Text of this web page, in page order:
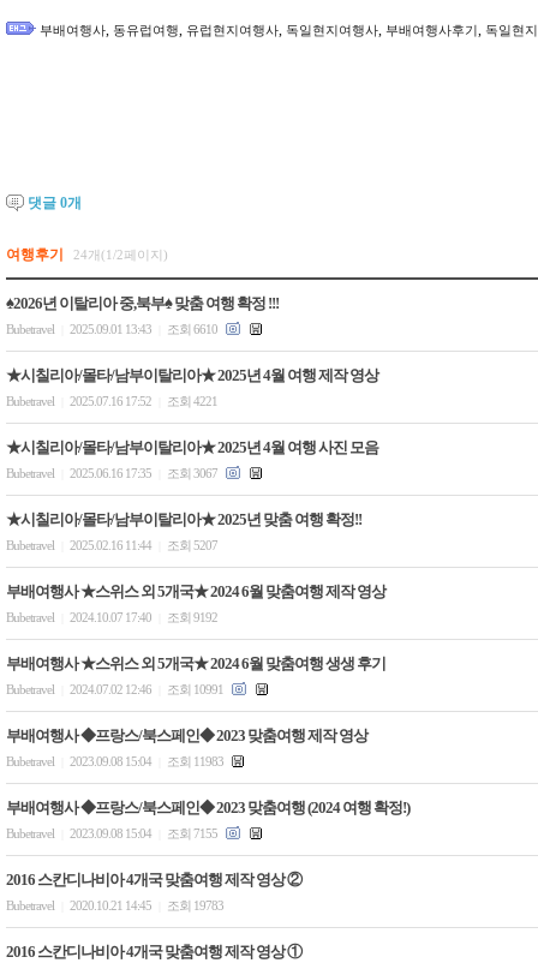
부배여행사 동유럽여행 유럽현지여행사 독일현지여행사 부배여행사후기 독일현
댓글 0개
여행후기 24개(1/2페이지)
♠2026년 이탈리아 중,북부♠ 맞춤 여행 확정 !!!
Bubetravel 2025.09.01 13:43 조회 6610
★시칠리아/몰타/남부이탈리아★ 2025년 4월 여행 제작 영상
Bubetravel 2025.07.16 17:52 조회 4221
★시칠리아/몰타/남부이탈리아★ 2025년 4월 여행 사진 모음
Bubetravel 2025.06.16 17:35 조회 3067
★시칠리아/몰타/남부이탈리아★ 2025년 맞춤 여행 확정!!
Bubetravel 2025.02.16 11:44 조회 5207
부배여행사 ★스위스 외 5개국★ 2024 6월 맞춤여행 제작 영상
Bubetravel 2024.10.07 17:40 조회 9192
부배여행사 ★스위스 외 5개국★ 2024 6월 맞춤여행 생생 후기
Bubetravel 2024.07.02 12:46 조회 10991
부배여행사 ◆프랑스/북스페인◆ 2023 맞춤여행 제작 영상
Bubetravel 2023.09.08 15:04 조회 11983
부배여행사 ◆프랑스/북스페인◆ 2023 맞춤여행 (2024 여행 확정!)
Bubetravel 2023.09.08 15:04 조회 7155
2016 스칸디나비아 4개국 맞춤여행 제작 영상 ②
Bubetravel 2020.10.21 14:45 조회 19783
2016 스칸디나비아 4개국 맞춤여행 제작 영상 ①